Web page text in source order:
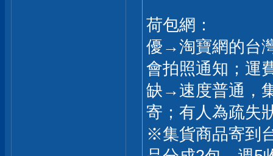
荷包網：
優→淘寶網的台
會拍照通知；運
缺→速度普通，
寄；有人為疏失
※集貨商品寄到